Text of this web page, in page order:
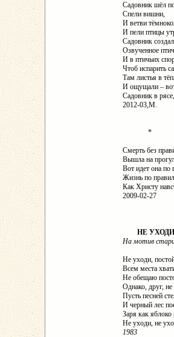
Садовник шёл
Спели вишни,
И ветви
И пели птицы
Садовник
Озвученное
И в птичьих
Чтоб испарить
Там листья в
И ощущали –
Садовник в
2012-03,М.
*
Смерть без
Вышла на
Вот идет она по
Жизнь по
Как Христу
2009-02-27
НЕ
На мотив
Не уходи,
Всем места
Не обещаю
Однако, друг,
Пусть песней
И черный лес
Заря как
Не уходи, не
1983